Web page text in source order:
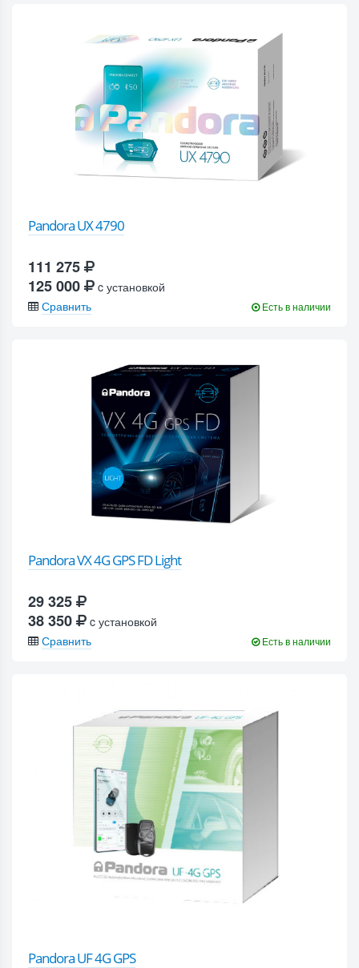
Pandora UX 4790
111 275
125 000
c установкой
Сравнить
Есть в наличии
Pandora VX 4G GPS FD Light
29 325
38 350
c установкой
Сравнить
Есть в наличии
Pandora UF 4G GPS